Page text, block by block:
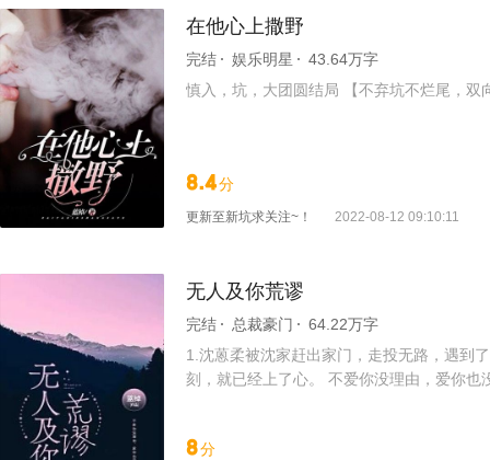
在他心上撒野
完结 娱乐明星
43.64万字
慎入，坑，大团圆结局 【不弃坑不烂尾，双
8.4分
更新至新坑求关注~！ 2022-08-12 09:10:11
无人及你荒谬
完结 总裁豪门
64.22万字
1.沈蒽柔被沈家赶出家门，走投无路，遇到
刻，就已经上了心。 不爱你没理由，爱你
8分